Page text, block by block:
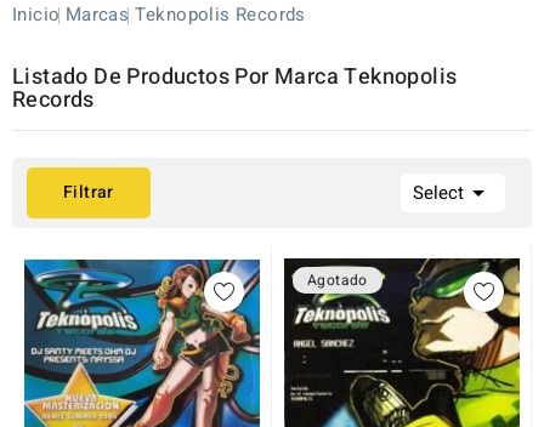
Inicio Marcas Teknopolis Records
Listado De Productos Por Marca Teknopolis
Records
Filtrar Select 
Agotado